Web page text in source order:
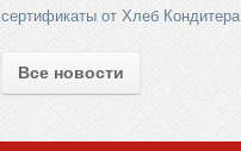
сертификаты от Хлеб Кондитера
Все новости